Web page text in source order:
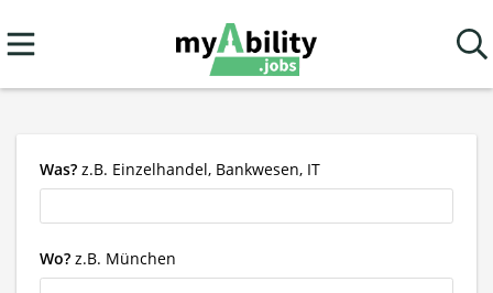
Was? z.B. Einzelhandel, Bankwesen, IT
Wo? z.B. München